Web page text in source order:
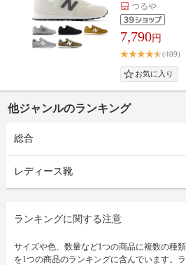
つるや
7,790円
(409)
他ジャンルのランキング
総合
レディース靴
ランキングに関する注意
サイズや色、数量など1つの商品に複数の種
を1つの商品のランキングに含んでいます。